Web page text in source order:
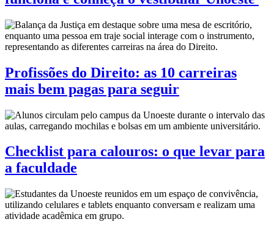
Profissões do Direito: as 10 carreiras
mais bem pagas para seguir
Checklist para calouros: o que levar para
a faculdade